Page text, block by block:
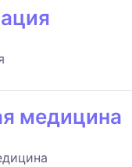
медицина